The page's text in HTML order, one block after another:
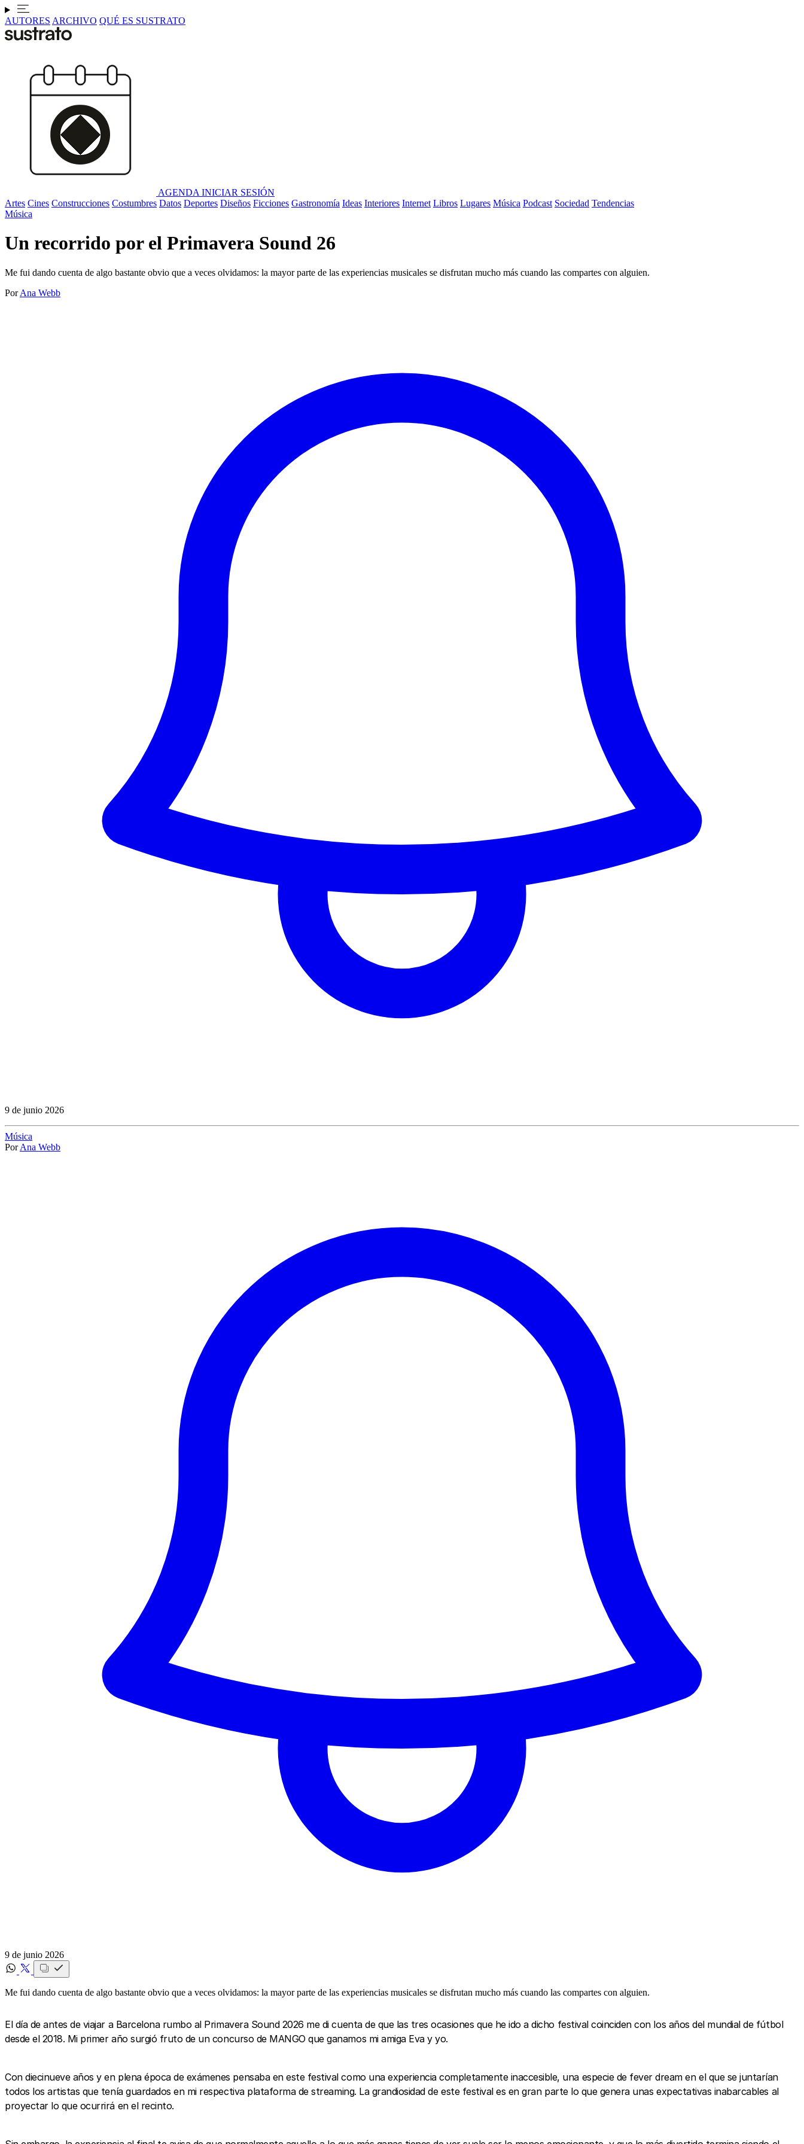
AUTORES ARCHIVO QUÉ ES SUSTRATO
AGENDA INICIAR SESIÓN
Artes Cines Construcciones Costumbres Datos Deportes Diseños Ficciones Gastronomía Ideas Interiores Internet Libros Lugares Música Podcast Sociedad Tendencias
Música
Un recorrido por el Primavera Sound 26
Me fui dando cuenta de algo bastante obvio que a veces olvidamos: la mayor parte de las experiencias musicales se disfrutan mucho más cuando las compartes con alguien.
Por Ana Webb
9 de junio 2026
Música
Por Ana Webb
9 de junio 2026
Me fui dando cuenta de algo bastante obvio que a veces olvidamos: la mayor parte de las experiencias musicales se disfrutan mucho más cuando las compartes con alguien.
El día de antes de viajar a Barcelona rumbo al Primavera Sound 2026 me di cuenta de que las tres ocasiones que he ido a dicho festival coinciden con los años del mundial de fútbol
desde el 2018. Mi primer año surgió fruto de un concurso de MANGO que ganamos mi amiga Eva y yo.
Con diecinueve años y en plena época de exámenes pensaba en este festival como una experiencia completamente inaccesible, una especie de fever dream en el que se juntarían
todos los artistas que tenía guardados en mi respectiva plataforma de streaming. La grandiosidad de este festival es en gran parte lo que genera unas expectativas inabarcables al
proyectar lo que ocurrirá en el recinto.